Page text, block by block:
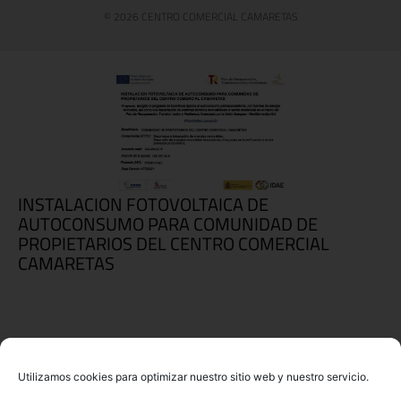
Utilizamos cookies para optimizar nuestro sitio web y nuestro servicio.
© 2026 CENTRO COMERCIAL CAMARETAS
INSTALACION FOTOVOLTAICA DE
AUTOCONSUMO PARA COMUNIDAD DE
PROPIETARIOS DEL CENTRO COMERCIAL
CAMARETAS